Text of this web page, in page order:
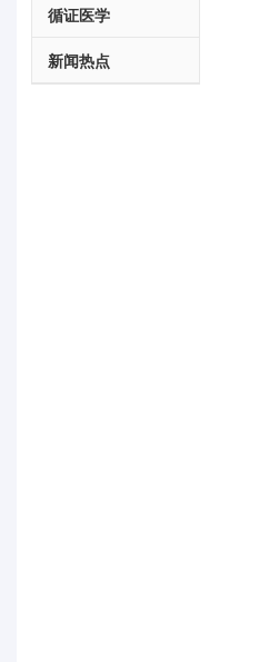
循证医学
新闻热点